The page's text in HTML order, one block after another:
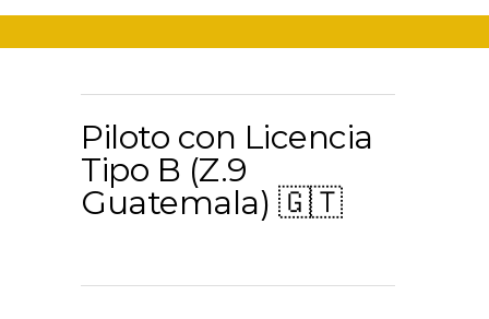
Piloto con Licencia
Tipo B (Z.9
Guatemala) 🇬🇹